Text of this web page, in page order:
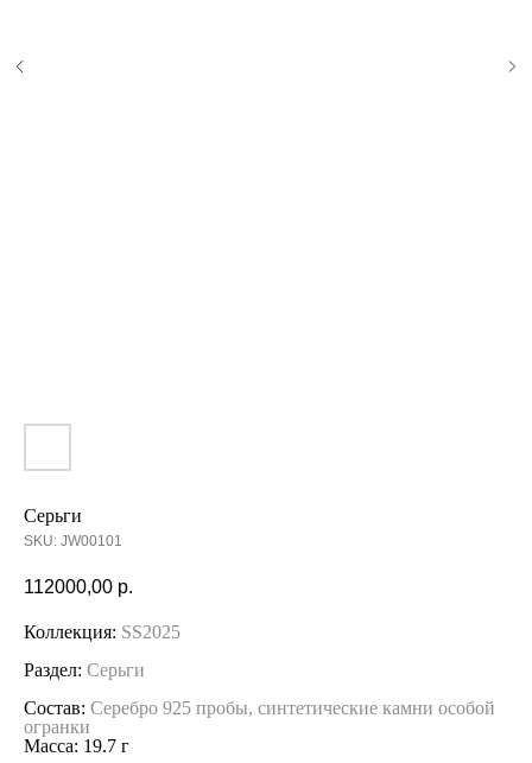
Серьги
SKU: JW00101
112000,00 р.
Коллекция: SS2025
Раздел: Серьги
Состав: Серебро 925 пробы, синтетические камни особой
огранки
Масса: 19.7 г